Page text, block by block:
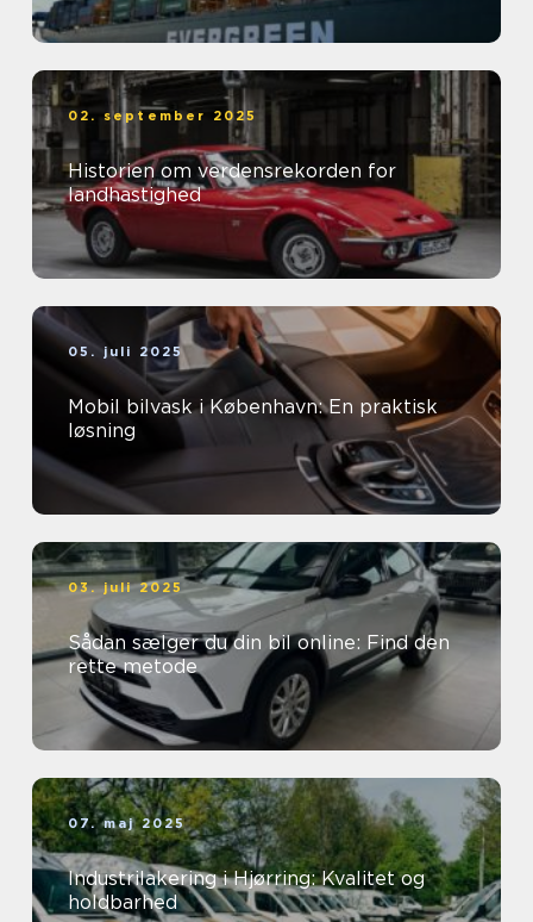
02. september 2025
Historien om verdensrekorden for
landhastighed
05. juli 2025
Mobil bilvask i København: En praktisk
løsning
03. juli 2025
Sådan sælger du din bil online: Find den
rette metode
07. maj 2025
Industrilakering i Hjørring: Kvalitet og
holdbarhed